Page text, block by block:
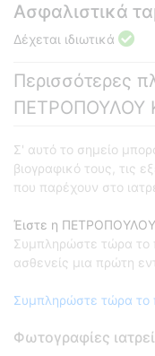
Ασφαλιστικά
Δέχεται ιδιωτικά
Περισσότερες
ΠΕΤΡΟΠΟΥΛΟΥ
Σ' αυτό το σημείο
βιογραφικό τους, τις
που παρέχουν στο
Έιστε η
Συμπληρώστε τώρα το
ασθενείς μια πρώτη
Συμπληρώστε τώρα το
Φωτογραφίες